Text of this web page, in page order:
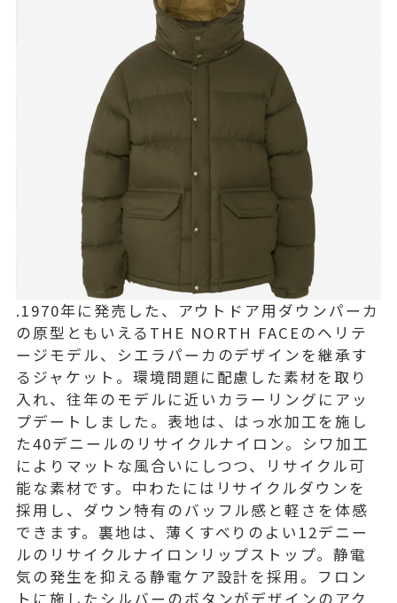
.1970年に発売した、アウトドア用ダウンパーカ
の原型ともいえるTHE NORTH FACEのヘリテ
ージモデル、シエラパーカのデザインを継承す
るジャケット。環境問題に配慮した素材を取り
入れ、往年のモデルに近いカラーリングにアッ
プデートしました。表地は、はっ水加工を施し
た40デニールのリサイクルナイロン。シワ加工
によりマットな風合いにしつつ、リサイクル可
能な素材です。中わたにはリサイクルダウンを
採用し、ダウン特有のバッフル感と軽さを体感
できます。裏地は、薄くすべりのよい12デニー
ルのリサイクルナイロンリップストップ。静電
気の発生を抑える静電ケア設計を採用。フロン
トに施したシルバーのボタンがデザインのアク